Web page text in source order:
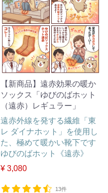
【新商品】遠赤効果の暖か
ソックス「ゆびのばホット
（遠赤）レギュラー」
遠赤外線を発する繊維「東
レ ダイナホット」を使用し
た、極めて暖かい靴下です
ゆびのばホット《遠赤》
¥ 3,080
13件